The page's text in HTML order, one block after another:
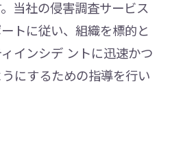
当社の侵害調査サービス
トに従い、組織を標的と
インシデ ントに迅速かつ
にするための指導を行い